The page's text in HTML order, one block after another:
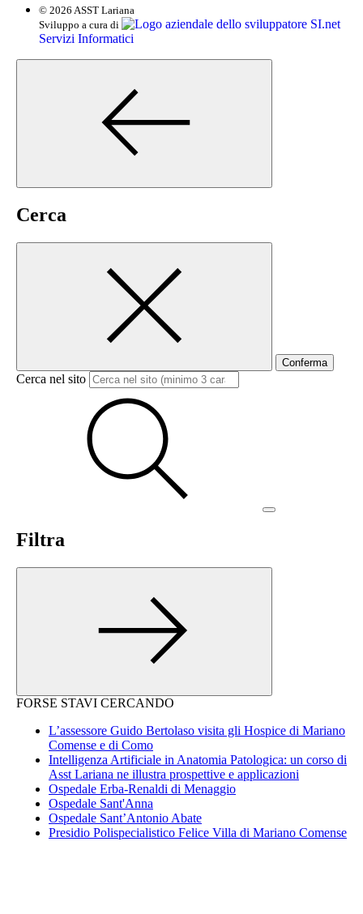
© 2026 ASST Lariana
Sviluppo a cura di
SI.net
Servizi Informatici
Cerca
Conferma
Cerca nel sito
Filtra
FORSE STAVI CERCANDO
L’assessore Guido Bertolaso visita gli Hospice di Mariano
Comense e di Como
Intelligenza Artificiale in Anatomia Patologica: un corso di
Asst Lariana ne illustra prospettive e applicazioni
Ospedale Erba-Renaldi di Menaggio
Ospedale Sant'Anna
Ospedale Sant’Antonio Abate
Presidio Polispecialistico Felice Villa di Mariano Comense